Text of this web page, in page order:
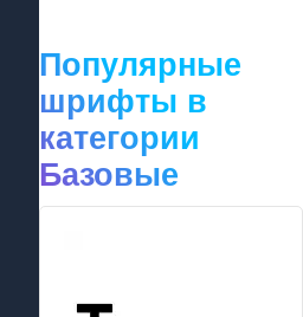
Популярные
шрифты в
категории
Базовые